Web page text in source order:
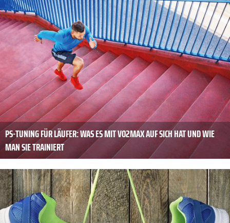
PS-TUNING FÜR LÄUFER: WAS ES MIT VO2MAX AUF SICH HAT UND WIE
MAN SIE TRAINIERT